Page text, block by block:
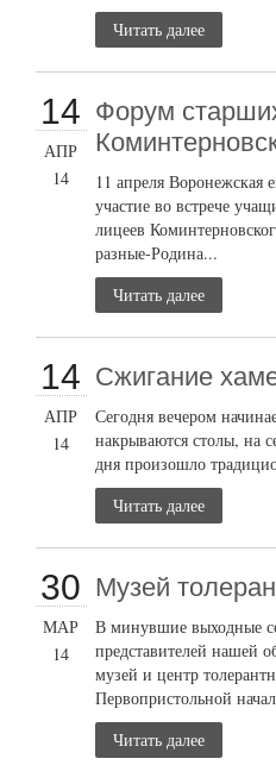
Читать далее
14
АПР
14
Форум
11 апреля Воронежская
участие во встрече
лицеев
разные-Родина...
Читать далее
14
АПР
14
Сжигание
Сегодня вечером
накрываются столы, на
дня произошло
Читать далее
30
МАР
14
Музей
В минувшие выходные
представителей нашей
музей и центр
Первопристольной
Читать далее